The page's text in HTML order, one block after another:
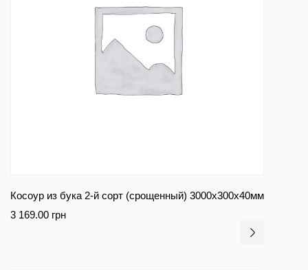
Косоур из бука 2-й сорт (срощенный) 3000x300x40мм
3 169.00 грн